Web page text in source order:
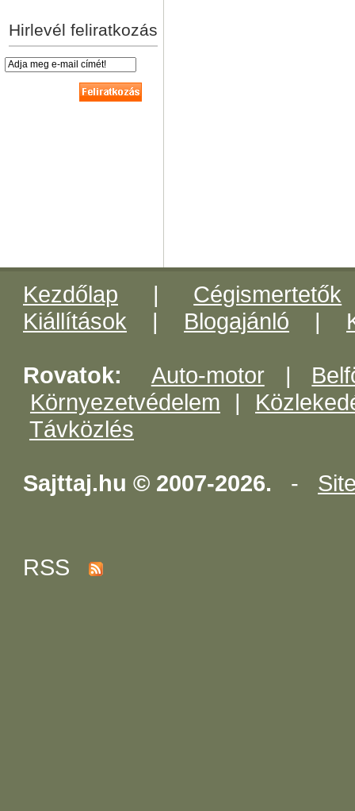
Hirlevél feliratkozás
Kezdőlap | Cégismertetők
Kiállítások | Blogajánló |
Rovatok: Auto-motor|
Környezetvédelem |
Távközlés
Sajttaj.hu © 2007-2026. -
RSS